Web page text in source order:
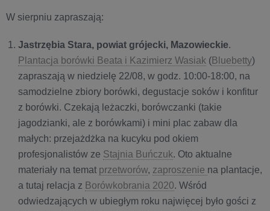
W sierpniu zapraszają:
Jastrzębia Stara, powiat grójecki, Mazowieckie.
Plantacja borówki Beata i Kazimierz Wasiak (Bluebetty)
zapraszają w niedzielę 22/08, w godz. 10:00-18:00, na
samodzielne zbiory borówki, degustacje soków i konfitur
z borówki. Czekają leżaczki, borówczanki (takie
jagodzianki, ale z borówkami) i mini plac zabaw dla
małych: przejażdżka na kucyku pod okiem
profesjonalistów ze Stajnia Buńczuk. Oto aktualne
materiały na temat przetworów, zaproszenie na plantacje,
a tutaj relacja z Borówkobrania 2020. Wśród
odwiedzających w ubiegłym roku najwięcej było gości z